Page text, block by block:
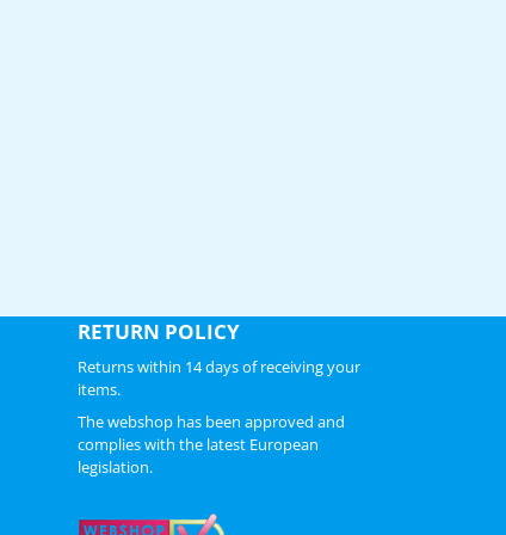
RETURN POLICY
Returns within 14 days of receiving your
items.
The webshop has been approved and
complies with the latest European
legislation.